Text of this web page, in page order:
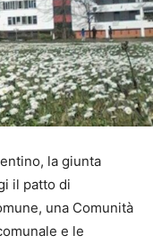
la giunta
il patto di
una Comunità
e le